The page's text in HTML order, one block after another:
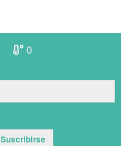
0
Suscribirse